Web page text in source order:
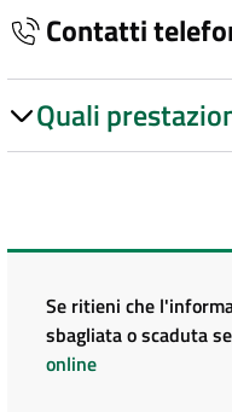
Contatti
Quali
Se ritieni che
sbagliata o scaduta
online